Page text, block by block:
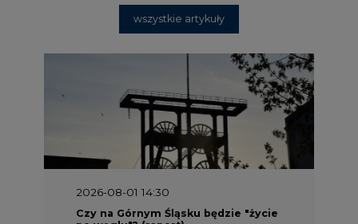
wszystkie artykuły
2026-08-01 14:30
Czy na Górnym Śląsku będzie "życie